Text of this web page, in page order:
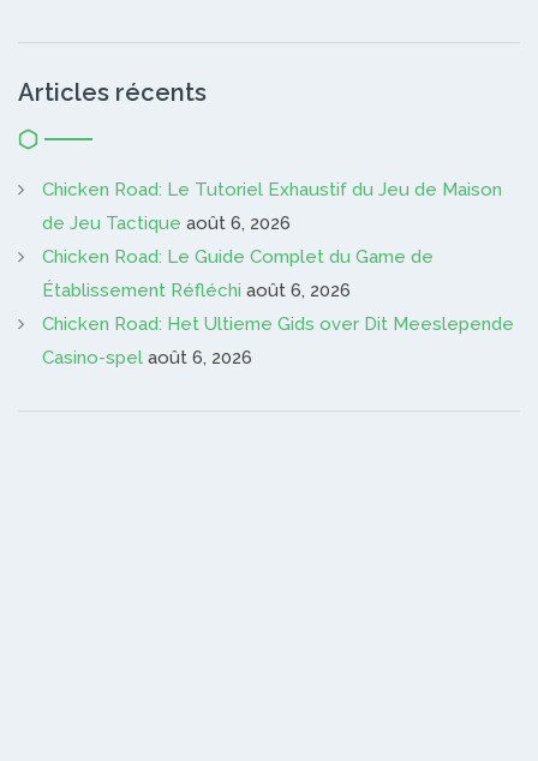
Articles récents
Chicken Road: Le Tutoriel Exhaustif du Jeu de Maison
de Jeu Tactique août 6, 2026
Chicken Road: Le Guide Complet du Game de
Établissement Réfléchi août 6, 2026
Chicken Road: Het Ultieme Gids over Dit Meeslepende
Casino-spel août 6, 2026